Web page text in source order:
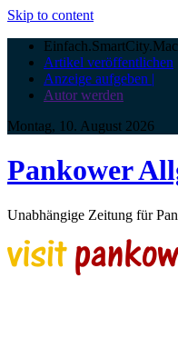
Skip to content
Artikel veröffentlichen
Anzeige aufgeben |
Autor werden
Montag, 10. August 2026
Pankower
Unabhängige Zeitung für